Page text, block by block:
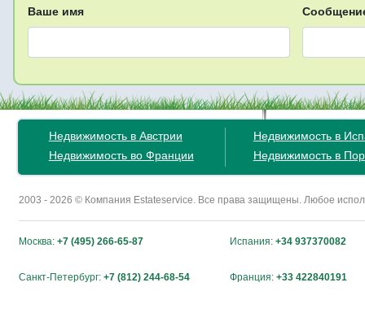
Ваше имя
Недвижимость в Австрии
Недвижимость во Франции
Недвижимость в
Недвижимость в
2003 - 2026 © Компания Estateservice. Все права защищены. Любое
Москва: +7 (495) 266-65-87 Испания: +34 937370082
Санкт-Петербург: +7 (812) 244-68-54 Франция: +33 422840191